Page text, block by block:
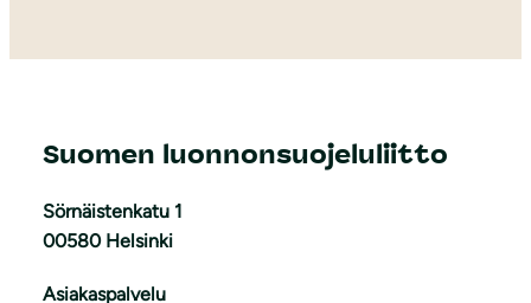
Suomen luonnonsuojeluliitto
Sörnäistenkatu 1
00580 Helsinki
Asiakaspalvelu